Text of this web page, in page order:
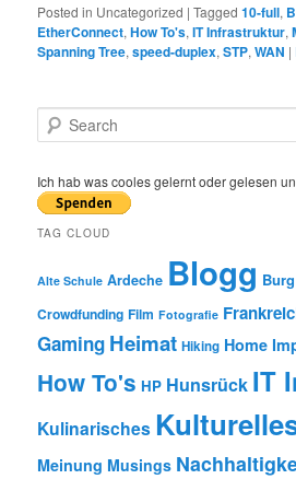
Posted in Uncategorized |Tagged 10-full,
EtherConnect,How To's,IT Infrastruktur,
Spanning Tree,speed-duplex,STP,WAN |
e
r
c
Ich hab was cooles gelernt oder gelesen
TAG CLOUD
Alte Schule Ardeche Blogg Burg
Crowdfunding Film Fotografie
Gaming Heimat Hiking Home
How To's HP Hunsrück IT
Kulinarisches
Meinung Musings